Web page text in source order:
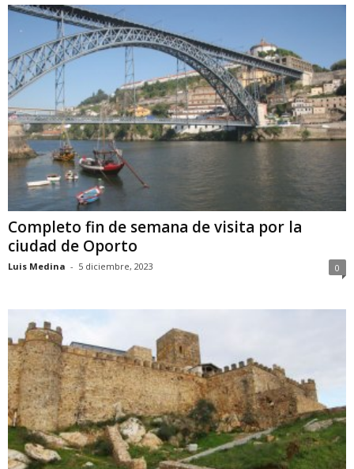
Completo fin de semana de visita por la
ciudad de Oporto
Luis Medina - 5 diciembre, 2023 0